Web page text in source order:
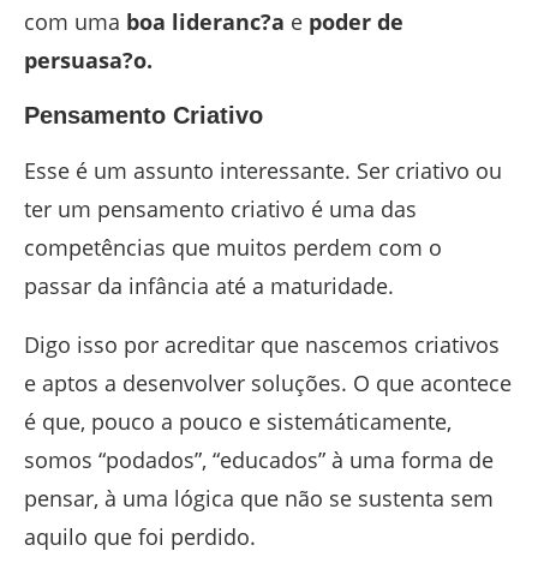
com uma boa lideranc?a e poder de
persuasa?o.
Pensamento Criativo
Esse é um assunto interessante. Ser criativo ou
ter um pensamento criativo é uma das
competências que muitos perdem com o
passar da infância até a maturidade.
Digo isso por acreditar que nascemos criativos
e aptos a desenvolver soluções. O que acontece
é que, pouco a pouco e sistemáticamente,
somos “podados”, “educados” à uma forma de
pensar, à uma lógica que não se sustenta sem
aquilo que foi perdido.